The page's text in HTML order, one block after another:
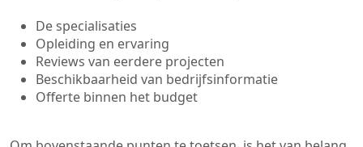
De specialisaties
Opleiding en ervaring
Reviews van eerdere projecten
Beschikbaarheid van bedrijfsinformatie
Offerte binnen het budget